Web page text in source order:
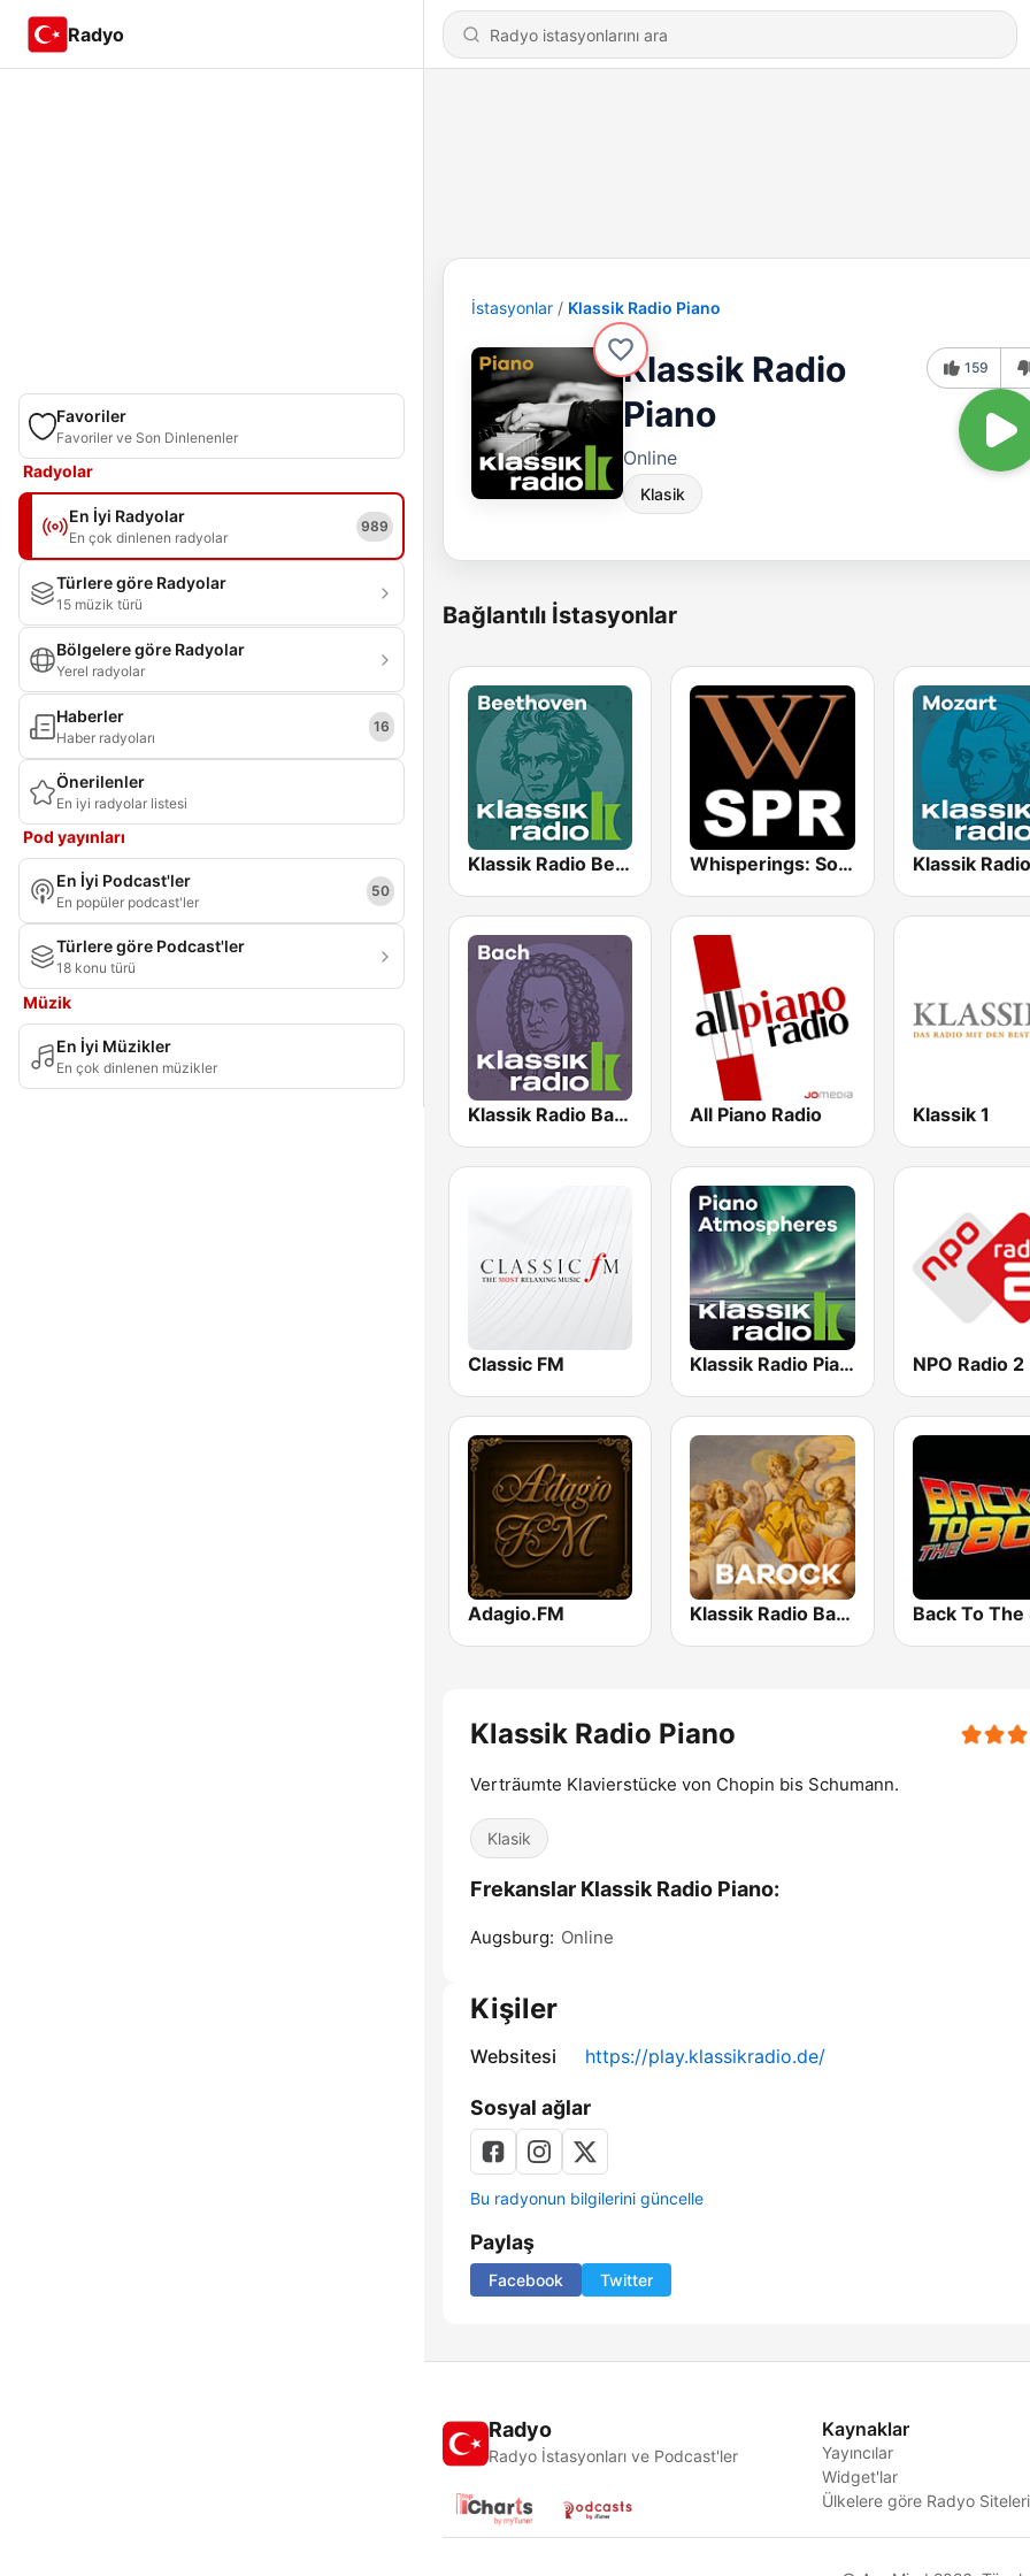
Radyo
Favoriler
Favoriler ve Son Dinlenenler
Radyolar
En İyi Radyolar
En çok dinlenen radyolar
989
Türlere göre Radyolar
15 müzik türü
Bölgelere göre Radyolar
Yerel radyolar
Haberler
Haber radyoları
16
Önerilenler
En iyi radyolar listesi
Pod yayınları
En İyi Podcast'ler
En popüler podcast'ler
50
Türlere göre Podcast'ler
18 konu türü
Müzik
En İyi Müzikler
En çok dinlenen müzikler
İstasyonlar Klassik Radio Piano
Klassik Radio
Piano
Online
Klasik
159
Bağlantılı İstasyonlar
Klassik Radio Beethoven Whisperings: Solo Piano Radio
Klassik Radio Bach All Piano Radio Klassik 1
Classic FM Klassik Radio Piano New Classics NPO Radio 2
Adagio.FM Klassik Radio Barock
Klassik Radio Piano
Verträumte Klavierstücke von Chopin bis Schumann.
Klasik
Frekanslar Klassik Radio Piano:
Augsburg: Online
Kişiler
Websitesi https://play.klassikradio.de/
Sosyal ağlar
Bu radyonun bilgilerini güncelle
Paylaş
Facebook Twitter
Radyo
Radyo İstasyonları ve Podcast'ler
Kaynaklar
Yayıncılar
Widget'lar
Ülkelere göre Radyo Siteleri